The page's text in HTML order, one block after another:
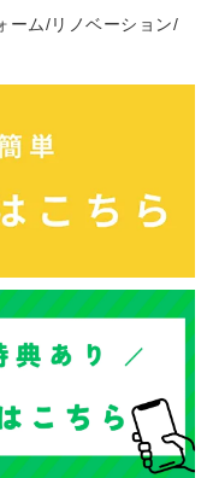
ーム/リノベーション/